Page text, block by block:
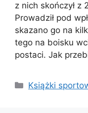
z nich skończył z
Prowadził pod
skazano go na
tego na boisku
postaci. Jak
Kategorie
Książki